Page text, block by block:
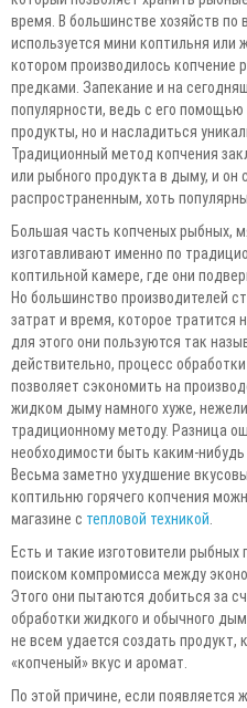
время. В большинстве хозяйств по
используется мини коптильня или
котором производилось копчение
предками. Запекание и на
популярности, ведь с его
продукты, но и насладиться
Традиционный метод копчения
или рыбного продукта в дыму, и он
распространенным, хоть
Большая часть копченых рыбных,
изготавливают именно по
коптильной камере, где они
Но большинство производителей
затрат и время, которое тратится
для этого они пользуются так
действительно, процесс
позволяет сэкономить на
жидком дыму намного хуже,
традиционному методу. Разница
необходимости быть каким-
Весьма заметно ухудшение
коптильню горячего копчения
магазине с тепловой техникой
Есть и такие изготовители
поиском компромисса между
Этого они пытаются добиться за
обработки жидкого и обычного
не всем удается создать
«копченый» вкус и аромат.
По этой причине, если